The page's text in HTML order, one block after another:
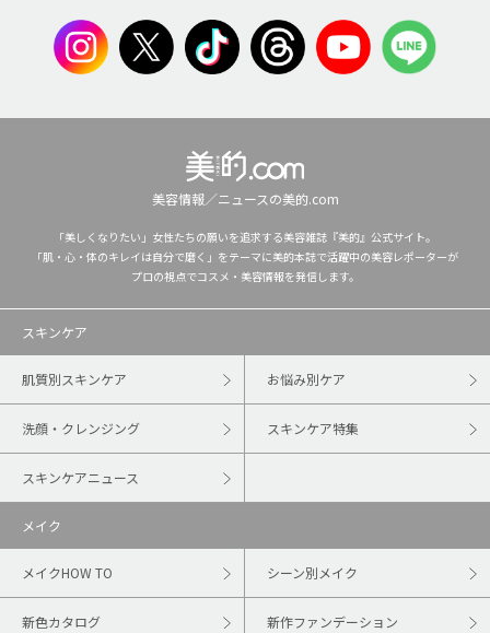
美容情報／ニュースの美的.com
「美しくなりたい」女性たちの願いを追求する美容雑誌『美的』公式サイト。
「肌・心・体のキレイは自分で磨く」をテーマに美的本誌で活躍中の美容レポーターが
プロの視点でコスメ・美容情報を発信します。
スキンケア
肌質別スキンケア お悩み別ケア
洗顔・クレンジング スキンケア特集
スキンケアニュース
メイク
メイクHOW TO シーン別メイク
新色カタログ 新作ファンデーション